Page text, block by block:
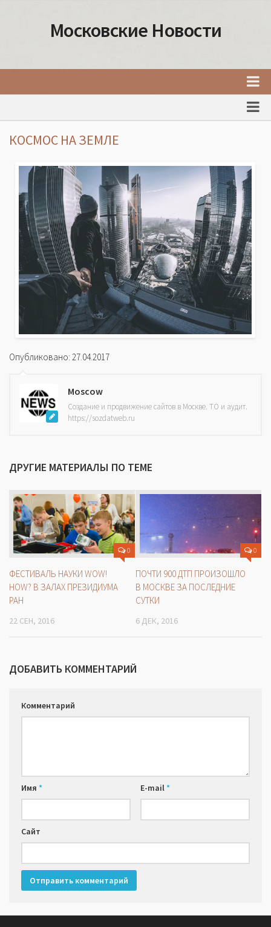
Московские Новости
Интересные места Москвы
Факты о Москве
Москва
Товары и услуги Москвы
КОСМОС НА ЗЕМЛЕ
Опубликовано: 27.04.2017
Moscow
Создание и продвижение сайтов в Москве. ТО и аудит.
https://sozdatweb.ru
ДРУГИЕ МАТЕРИАЛЫ ПО ТЕМЕ
0
ФЕСТИВАЛЬ НАУКИ WOW!
HOW? В ЗАЛАХ ПРЕЗИДИУМА
РАН
22 СЕН, 2016
0
ПОЧТИ 900 ДТП ПРОИЗОШЛО
В МОСКВЕ ЗА ПОСЛЕДНИЕ
СУТКИ
6 ДЕК, 2016
ДОБАВИТЬ КОММЕНТАРИЙ
Комментарий
Имя * E-mail*
Сайт